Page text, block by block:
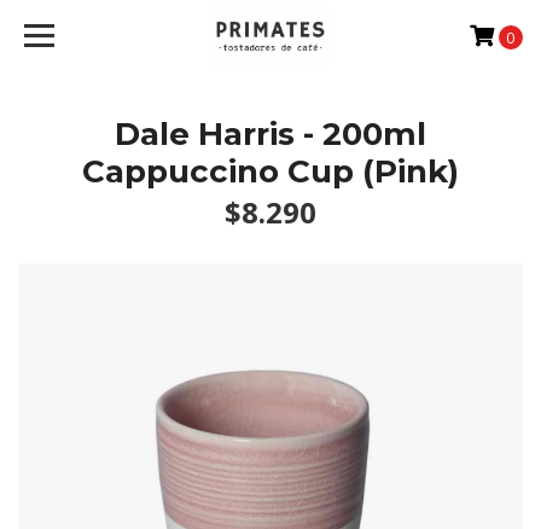
0
Dale Harris - 200ml
Cappuccino Cup (Pink)
$8.290